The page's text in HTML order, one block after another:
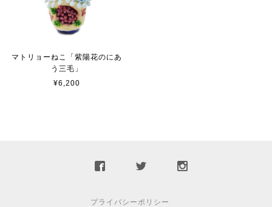
マトリョーねこ「紫陽花のにあ
う三毛」
¥6,200
プライバシーポリシー